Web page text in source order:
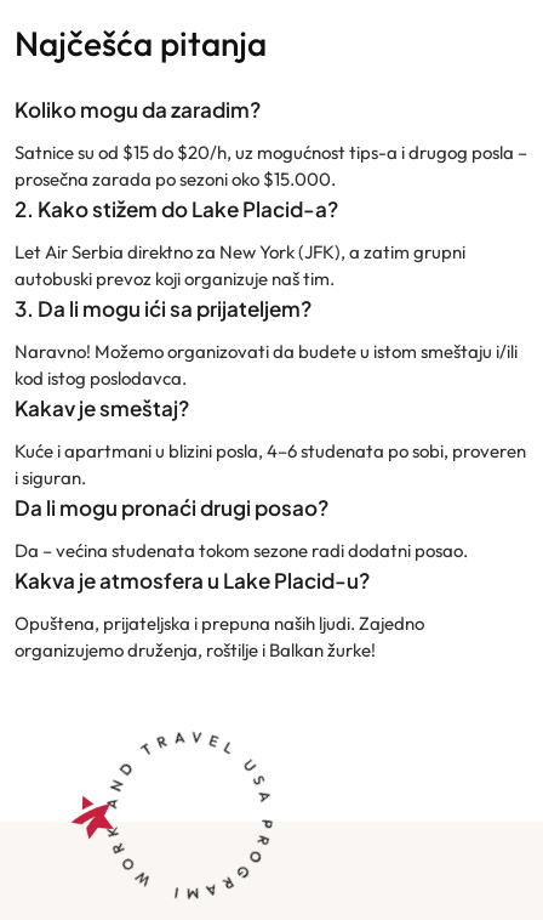
Najčešća pitanja
Koliko mogu da zaradim?
Satnice su od $15 do $20/h, uz mogućnost tips-a i drugog posla –
prosečna zarada po sezoni oko $15.000.
2. Kako stižem do Lake Placid-a?
Let Air Serbia direktno za New York (JFK), a zatim grupni
autobuski prevoz koji organizuje naš tim.
3. Da li mogu ići sa prijateljem?
Naravno! Možemo organizovati da budete u istom smeštaju i/ili
kod istog poslodavca.
Kakav je smeštaj?
Kuće i apartmani u blizini posla, 4–6 studenata po sobi, proveren
i siguran.
Da li mogu pronaći drugi posao?
Da – većina studenata tokom sezone radi dodatni posao.
Kakva je atmosfera u Lake Placid-u?
Opuštena, prijateljska i prepuna naših ljudi. Zajedno
organizujemo druženja, roštilje i Balkan žurke!